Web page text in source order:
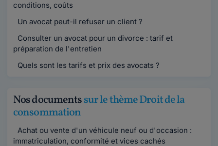
conditions, coûts
Un avocat peut-il refuser un client ?
Consulter un avocat pour un divorce : tarif et
préparation de l'entretien
Quels sont les tarifs et prix des avocats ?
Nos documentssur le thème Droit de la
consommation
Achat ou vente d'un véhicule neuf ou d'occasion :
immatriculation, conformité et vices cachés